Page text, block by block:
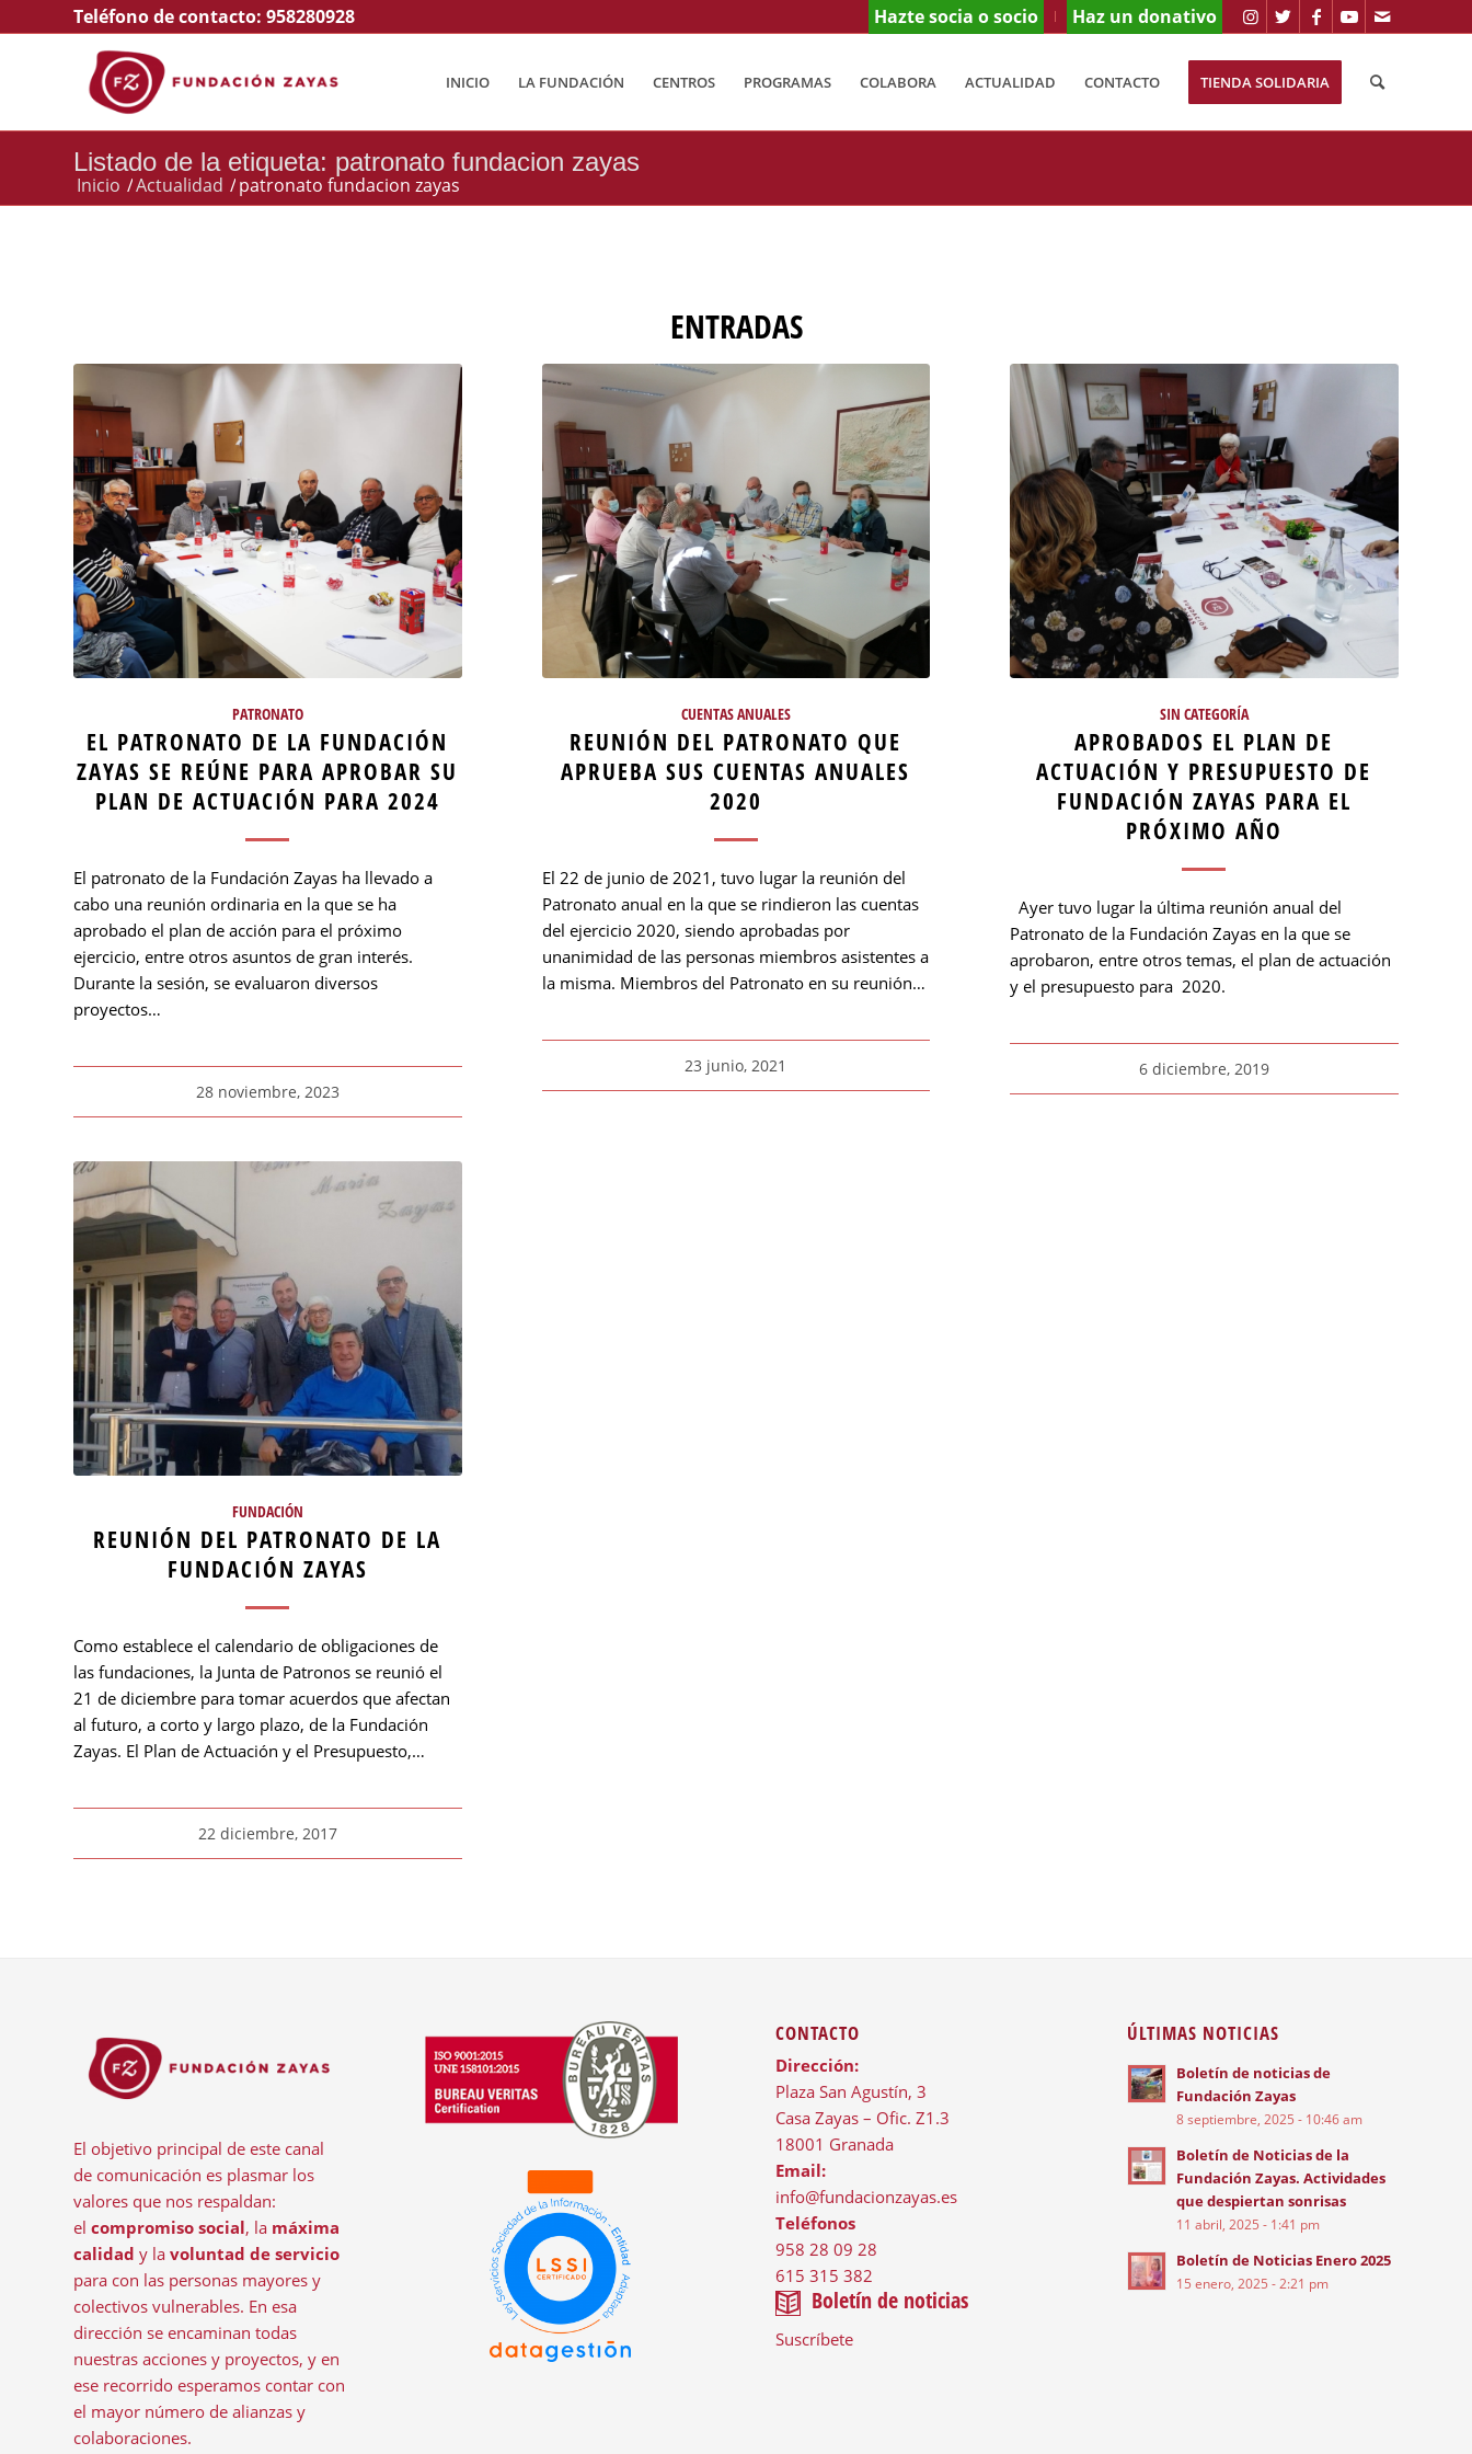
Hazte socia o socio Haz un donativo
Teléfono de contacto: 958280928
INICIO LA FUNDACIÓN CENTROS PROGRAMAS COLABORA ACTUALIDAD CONTACTO TIENDA SOLIDARIA
Listado de la etiqueta: patronato fundacion zayas
Inicio /Actualidad /patronato fundacion zayas
ENTRADAS
PATRONATO
EL PATRONATO DE LA FUNDACIÓN
ZAYAS SE REÚNE PARA APROBAR SU
PLAN DE ACTUACIÓN PARA 2024
El patronato de la Fundación Zayas ha llevado a
cabo una reunión ordinaria en la que se ha
aprobado el plan de acción para el próximo
ejercicio, entre otros asuntos de gran interés.
Durante la sesión, se evaluaron diversos
proyectos…
28 noviembre, 2023
CUENTAS ANUALES
REUNIÓN DEL PATRONATO QUE
APRUEBA SUS CUENTAS ANUALES
2020
El 22 de junio de 2021, tuvo lugar la reunión del
Patronato anual en la que se rindieron las cuentas
del ejercicio 2020, siendo aprobadas por
unanimidad de las personas miembros asistentes a
la misma. Miembros del Patronato en su reunión…
23 junio, 2021
SIN CATEGORÍA
APROBADOS EL PLAN DE
ACTUACIÓN Y PRESUPUESTO DE
FUNDACIÓN ZAYAS PARA EL
PRÓXIMO AÑO
Ayer tuvo lugar la última reunión anual del
Patronato de la Fundación Zayas en la que se
aprobaron, entre otros temas, el plan de actuación
y el presupuesto para 2020.
6 diciembre, 2019
FUNDACIÓN
REUNIÓN DEL PATRONATO DE LA
FUNDACIÓN ZAYAS
Como establece el calendario de obligaciones de
las fundaciones, la Junta de Patronos se reunió el
21 de diciembre para tomar acuerdos que afectan
al futuro, a corto y largo plazo, de la Fundación
Zayas. El Plan de Actuación y el Presupuesto,…
22 diciembre, 2017
El objetivo principal de este canal
de comunicación es plasmar los
valores que nos respaldan:
el compromiso social, la máxima
calidad y la voluntad de servicio
para con las personas mayores y
colectivos vulnerables. En esa
dirección se encaminan todas
nuestras acciones y proyectos, y en
ese recorrido esperamos contar con
el mayor número de alianzas y
colaboraciones.
CONTACTO
Dirección:
Plaza San Agustín, 3
Casa Zayas – Ofic. Z1.3
18001 Granada
Email:
info@fundacionzayas.es
Teléfonos
958 28 09 28
615 315 382
Boletín de noticias
Suscríbete
ÚLTIMAS NOTICIAS
Boletín de noticias de
Fundación Zayas
8 septiembre, 2025 - 10:46 am
Boletín de Noticias de la
Fundación Zayas. Actividades
que despiertan sonrisas
11 abril, 2025 - 1:41 pm
Boletín de Noticias Enero 2025
15 enero, 2025 - 2:21 pm